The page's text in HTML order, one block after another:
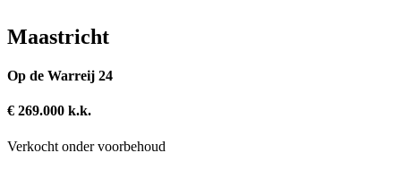
Maastricht
Op de Warreij 24
€ 269.000 k.k.
Verkocht onder voorbehoud